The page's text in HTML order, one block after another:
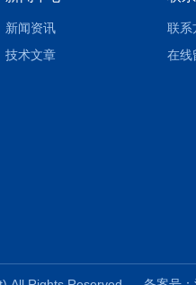
新闻资讯
技术文章
联系
在线